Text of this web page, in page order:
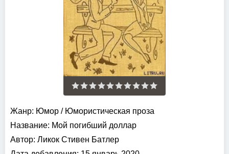
Жанр: Юмор / Юмористическая проза
Название: Мой погибший доллар
Автор: Ликок Стивен Батлер